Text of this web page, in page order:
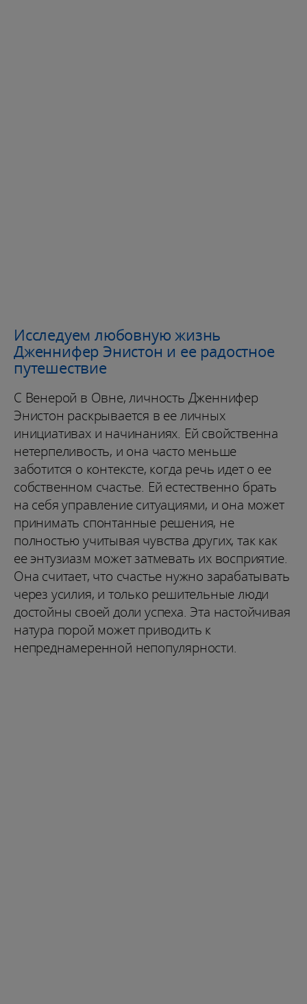
Исследуем любовную жизнь
Дженнифер Энистон и ее радостное
путешествие
С Венерой в Овне, личность Дженнифер
Энистон раскрывается в ее личных
инициативах и начинаниях. Ей свойственна
нетерпеливость, и она часто меньше
заботится о контексте, когда речь идет о ее
собственном счастье. Ей естественно брать
на себя управление ситуациями, и она может
принимать спонтанные решения, не
полностью учитывая чувства других, так как
ее энтузиазм может затмевать их восприятие.
Она считает, что счастье нужно зарабатывать
через усилия, и только решительные люди
достойны своей доли успеха. Эта настойчивая
натура порой может приводить к
непреднамеренной непопулярности.